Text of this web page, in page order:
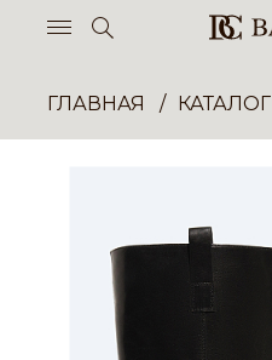
ГЛАВНАЯ КАТАЛОГ